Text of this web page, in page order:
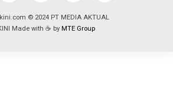
© 2024 PT MEDIA AKTUAL
Made with ☕ by MTE Group